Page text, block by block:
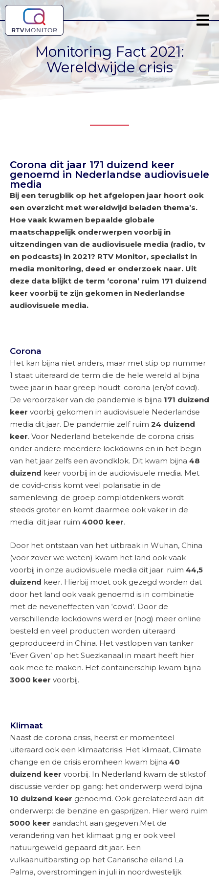
Monitoring Fact 2021:
Wereldwijde crisis
Corona dit jaar 171 duizend keer
genoemd in Nederlandse audiovisuele
media
Bij een terugblik op het afgelopen jaar hoort ook
een overzicht met wereldwijd beladen thema’s.
Hoe vaak kwamen bepaalde globale
maatschappelijk onderwerpen voorbij in
uitzendingen van de audiovisuele media (radio, tv
en podcasts) in 2021? RTV Monitor, specialist in
media monitoring, deed er onderzoek naar. Uit
deze data blijkt de term ‘corona’ ruim 171 duizend
keer voorbij te zijn gekomen in Nederlandse
audiovisuele media.
Corona
Het kan bijna niet anders, maar met stip op nummer
1 staat uiteraard de term die de hele wereld al bijna
twee jaar in haar greep houdt: corona (en/of covid).
De veroorzaker van de pandemie is bijna 171 duizend
keer voorbij gekomen in audiovisuele Nederlandse
media dit jaar. De pandemie zelf ruim 24 duizend
keer. Voor Nederland betekende de corona crisis
onder andere meerdere lockdowns en in het begin
van het jaar zelfs een avondklok. Dit kwam bijna 48
duizend keer voorbij in de audiovisuele media. Met
de covid-crisis komt veel polarisatie in de
samenleving; de groep complotdenkers wordt
steeds groter en komt daarmee ook vaker in de
media: dit jaar ruim 4000 keer.
Door het ontstaan van het uitbraak in Wuhan, China
(voor zover we weten) kwam het land ook vaak
voorbij in onze audiovisuele media dit jaar: ruim 44,5
duizend keer. Hierbij moet ook gezegd worden dat
door het land ook vaak genoemd is in combinatie
met de neveneffecten van ‘covid’. Door de
verschillende lockdowns werd er (nog) meer online
besteld en veel producten worden uiteraard
geproduceerd in China. Het vastlopen van tanker
‘Ever Given’ op het Suezkanaal in maart heeft hier
ook mee te maken. Het containerschip kwam bijna
3000 keer voorbij.
Klimaat
Naast de corona crisis, heerst er momenteel
uiteraard ook een klimaatcrisis. Het klimaat, Climate
change en de crisis eromheen kwam bijna 40
duizend keer voorbij. In Nederland kwam de stikstof
discussie verder op gang: het onderwerp werd bijna
10 duizend keer genoemd. Ook gerelateerd aan dit
onderwerp: de benzine en gasprijzen. Hier werd ruim
5000 keer aandacht aan gegeven.Met de
verandering van het klimaat ging er ook veel
natuurgeweld gepaard dit jaar. Een
vulkaanuitbarsting op het Canarische eiland La
Palma, overstromingen in juli in noordwestelijk